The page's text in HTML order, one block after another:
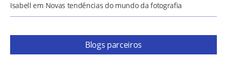
Isabell em Novas tendências do mundo da fotografia
Blogs parceiros